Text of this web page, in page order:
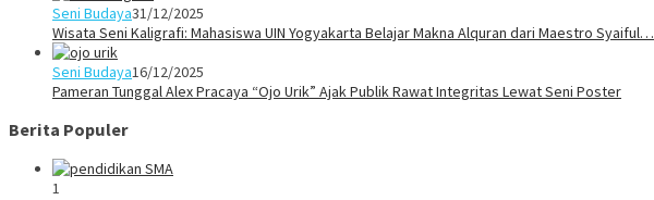
Seni Budaya31/12/2025
Wisata Seni Kaligrafi: Mahasiswa UIN Yogyakarta Belajar Makna Alquran dari Maestro Syaiful…
Seni Budaya16/12/2025
Pameran Tunggal Alex Pracaya “Ojo Urik” Ajak Publik Rawat Integritas Lewat Seni Poster
Berita Populer
1